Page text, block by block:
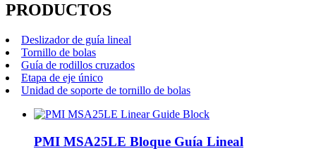
PRODUCTOS
Deslizador de guía lineal
Tornillo de bolas
Guía de rodillos cruzados
Etapa de eje único
Unidad de soporte de tornillo de bolas
PMI MSA25LE Bloque Guía Lineal